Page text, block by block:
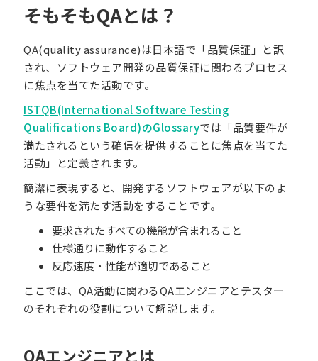
そもそもQAとは？
QA(quality assurance)は日本語で「品質保証」と訳
され、ソフトウェア開発の品質保証に関わるプロセス
に焦点を当てた活動です。
ISTQB(International Software Testing
Qualifications Board)のGlossaryでは「品質要件が
満たされるという確信を提供することに焦点を当てた
活動」と定義されます。
簡潔に表現すると、開発するソフトウェアが以下のよ
うな要件を満たす活動をすることです。
要求されたすべての機能が含まれること
仕様通りに動作すること
反応速度・性能が適切であること
ここでは、QA活動に関わるQAエンジニアとテスター
のそれぞれの役割について解説します。
QAエンジニアとは